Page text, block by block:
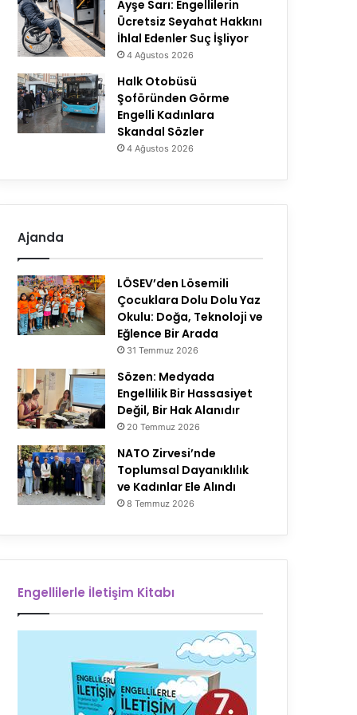
Ayşe Sarı: Engellilerin
Ücretsiz Seyahat Hakkını
İhlal Edenler Suç İşliyor
4 Ağustos 2026
Halk Otobüsü
Şoföründen Görme
Engelli Kadınlara
Skandal Sözler
4 Ağustos 2026
Ajanda
LÖSEV’den Lösemili
Çocuklara Dolu Dolu Yaz
Okulu: Doğa, Teknoloji ve
Eğlence Bir Arada
31 Temmuz 2026
Sözen: Medyada
Engellilik Bir Hassasiyet
Değil, Bir Hak Alanıdır
20 Temmuz 2026
NATO Zirvesi’nde
Toplumsal Dayanıklılık
ve Kadınlar Ele Alındı
8 Temmuz 2026
Engellilerle İletişim Kitabı